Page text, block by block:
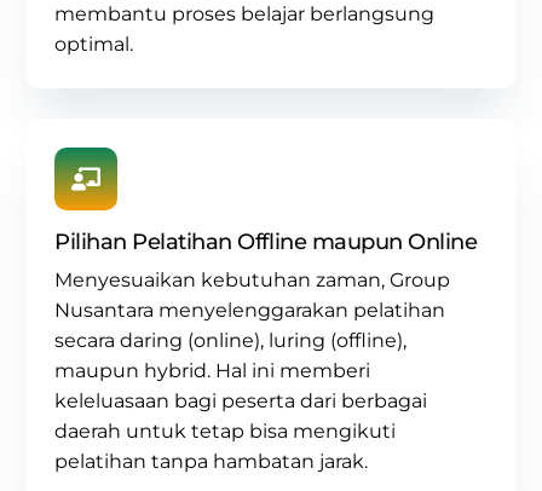
membantu proses belajar berlangsung
optimal.
Pilihan Pelatihan Offline maupun Online
Menyesuaikan kebutuhan zaman, Group
Nusantara menyelenggarakan pelatihan
secara daring (online), luring (offline),
maupun hybrid. Hal ini memberi
keleluasaan bagi peserta dari berbagai
daerah untuk tetap bisa mengikuti
pelatihan tanpa hambatan jarak.